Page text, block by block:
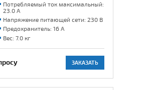
Потребляемый ток максимальный:
23.0 А
Напряжение питающей сети: 230 В
Предохранитель: 16 А
Вес: 7.0 кг
ЗАКАЗАТЬ